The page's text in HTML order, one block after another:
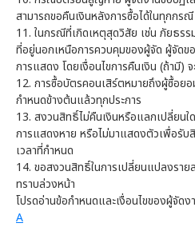
สามารถขอคืนเงินหลังการซื้อได้ในทุกกรณี
11. ในกรณีที่เกิดเหตุสุดวิสัย เช่น ภัยธร
ที่อยู่นอกเหนือการควบคุมของผู้จัด ผู้จัดข
การแสดง โดยเงื่อนไขการคืนเงิน (ถ้ามี)
12. การซื้อบัตรคอนเสิร์ตหมายถึงผู้ซื้อย
กำหนดข้างต้นแล้วทุกประการ
13. สงวนสิทธิ์ไม่คืนเงินหรือแลกเปลี่ยน
การแสดงหาย หรือไม่มาแสดงตัวเพื่อรับ
เวลาที่กำหนด
14. ขอสงวนสิทธิ์ในการเปลี่ยนแปลงราย
ทราบล่วงหน้า
โปรดอ่านข้อกำหนดและเงื่อนไขของผู้จัดง
A